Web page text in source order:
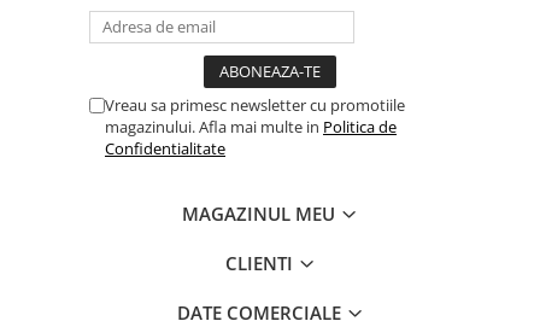
Stative si schela lumini
Instrumente Muzicale
Claviaturi
Instrumente cu arcus
Instrumente de suflat
Vreau sa primesc newsletter cu promotiile
magazinului. Afla mai multe in Politica de
Confidentialitate
MAGAZINUL MEU
CLIENTI
DATE COMERCIALE